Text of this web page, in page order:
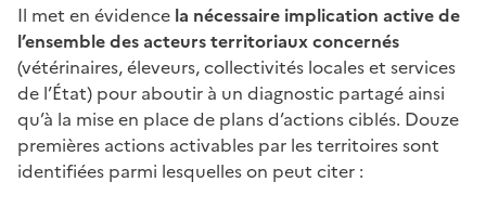
Il met en évidence la nécessaire implication active de
l’ensemble des acteurs territoriaux concernés
(vétérinaires, éleveurs, collectivités locales et services
de l’État) pour aboutir à un diagnostic partagé ainsi
qu’à la mise en place de plans d’actions ciblés. Douze
premières actions activables par les territoires sont
identifiées parmi lesquelles on peut citer :